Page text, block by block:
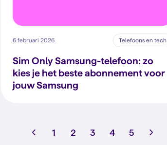
6 februari 2026 Telefoons en tech
Sim Only Samsung-telefoon: zo
kies je het beste abonnement voor
jouw Samsung
1 2 3 4 5